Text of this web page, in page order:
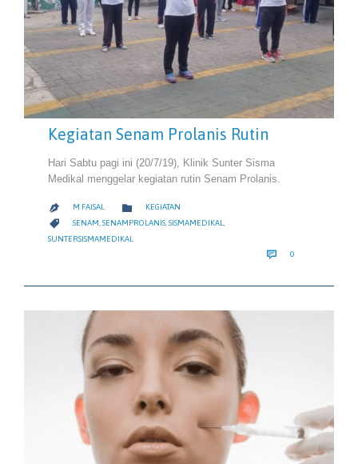
Kegiatan Senam Prolanis Rutin
Hari Sabtu pagi ini (20/7/19), Klinik Sunter Sisma
Medikal menggelar kegiatan rutin Senam Prolanis.
 M FAISAL  CATEGORY
KEGIATAN
 CATEGORY
SENAM,SENAMPROLANIS,SISMAMEDIKAL,
SUNTERSISMAMEDIKAL
 0